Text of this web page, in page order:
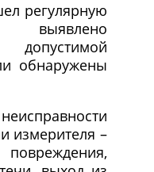
регулярную
обнаружены
измерителя –